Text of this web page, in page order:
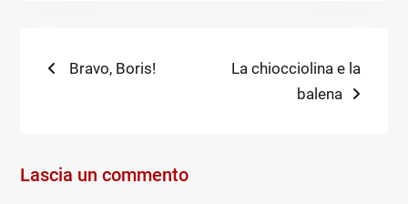
Navigazione
Previous
Bravo, Boris!
Next
La chiocciolina e la
balena
Lascia un commento